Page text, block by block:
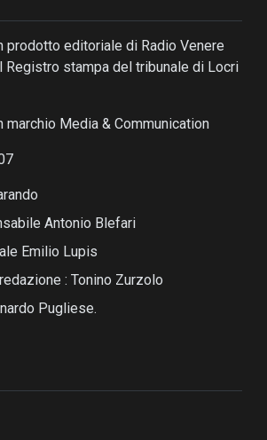
prodotto editoriale di Radio Venere
stampa del tribunale di Locri
marchio Media & Communication
Antonio Blefari
Emilio Lupis
: Tonino Zurzolo
Pugliese.